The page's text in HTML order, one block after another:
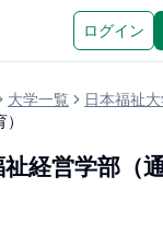
ログイン
大学一覧
日本福祉
祉経営学部（